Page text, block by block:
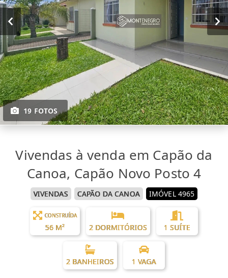
19 FOTOS
Vivendas à venda em Capão da
Canoa, Capão Novo Posto 4
VIVENDAS CAPÃO DA CANOA IMÓVEL 4965
CONSTRUÍDA
56 M² 2 DORMITÓRIOS 1 SUÍTE
2 BANHEIROS 1 VAGA